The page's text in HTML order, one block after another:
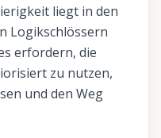
liegt in den
Logikschlössern
erfordern, die
zu nutzen,
und den Weg